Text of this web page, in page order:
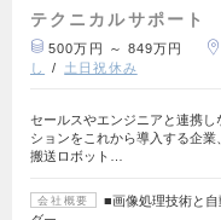
テクニカルサポート
500万円 ～ 849万円
し
土日祝休み
セールスやエンジニアと連携
ションをこれから導入する企業
搬送ロボット…
会社概要
■画像処理技術と